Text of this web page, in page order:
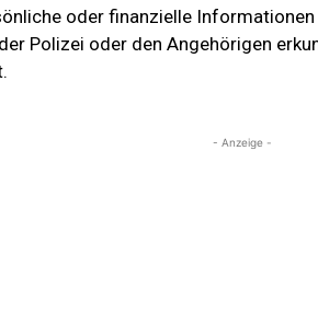
oder finanzielle
Polizei oder den Angehörigen
- Anzeige -